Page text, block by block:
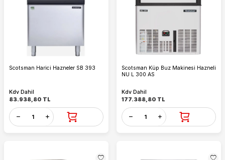
Scotsman Harici Hazneler SB 393
Kdv Dahil
83.938,80 TL
Scotsman Küp Buz Makinesi Hazneli
NU L 300 AS
Kdv Dahil
177.388,80 TL